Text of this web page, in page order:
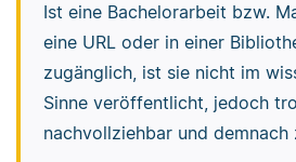
Ist eine Bachelorarbeit bzw.
eine URL oder in einer
zugänglich, ist sie nicht im
Sinne veröffentlicht, jedoch
nachvollziehbar und